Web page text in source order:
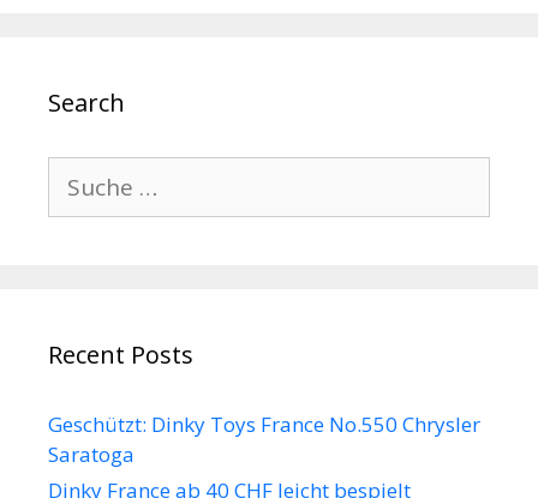
Search
nach:
Recent Posts
Geschützt: Dinky Toys France No.550 Chrysler
Saratoga
Dinky France ab 40 CHF leicht bespielt